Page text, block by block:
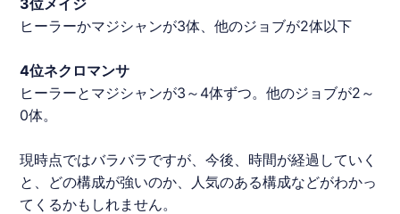
3位メイジ
ヒーラーかマジシャンが3体、他のジョブが2体以下
4位ネクロマンサ
ヒーラーとマジシャンが3～4体ずつ。他のジョブが2～
0体。
現時点ではバラバラですが、今後、時間が経過していく
と、どの構成が強いのか、人気のある構成などがわかっ
てくるかもしれません。